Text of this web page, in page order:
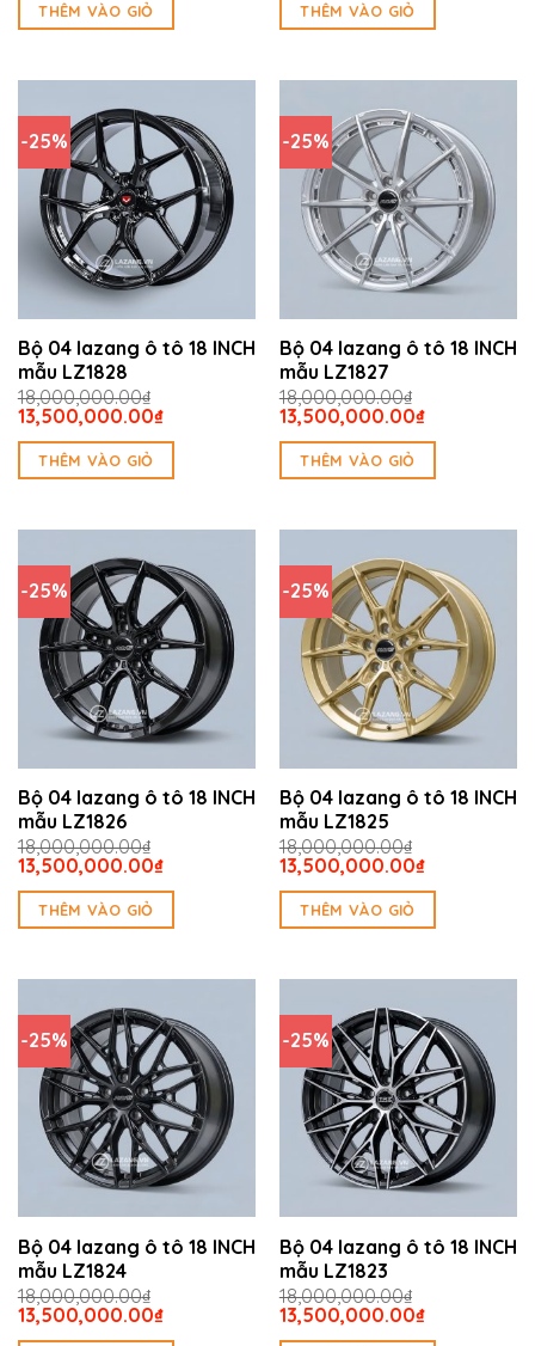
18,000,000.00₫.là:
THÊM VÀO GIỎ
18,000,000.00₫.là:
THÊM VÀO GIỎ
-25%
Bộ 04 lazang ô tô 18 INCH
mẫu LZ1828
18,000,000.00₫
Giá
gốc
18,000,000.00₫.
13,500,000.00₫Giá
là:
THÊM VÀO GIỎ
-25%
Bộ 04 lazang ô tô 18 INCH
mẫu LZ1827
18,000,000.00₫
Giá
gốc
18,000,000.00₫.
13,500,000.00₫Giá
là:
THÊM VÀO GIỎ
-25%
Bộ 04 lazang ô tô 18 INCH
mẫu LZ1826
18,000,000.00₫
Giá
gốc
18,000,000.00₫.
13,500,000.00₫Giá
là:
THÊM VÀO GIỎ
-25%
Bộ 04 lazang ô tô 18 INCH
mẫu LZ1825
18,000,000.00₫
Giá
gốc
18,000,000.00₫.
13,500,000.00₫Giá
là:
THÊM VÀO GIỎ
-25%
Bộ 04 lazang ô tô 18 INCH
mẫu LZ1824
18,000,000.00₫
Giá
gốc
13,500,000.00₫Giá
-25%
Bộ 04 lazang ô tô 18 INCH
mẫu LZ1823
18,000,000.00₫
Giá
gốc
13,500,000.00₫Giá